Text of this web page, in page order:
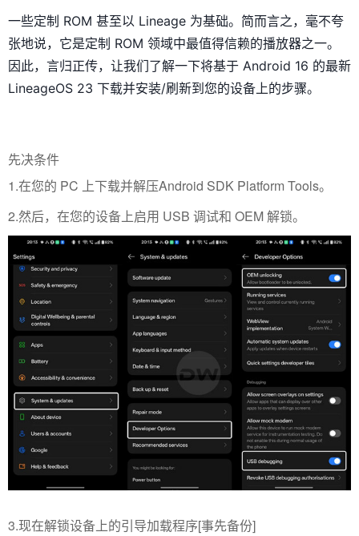
一些定制 ROM 甚至以 Lineage 为基础。简而言之，毫不夸
张地说，它是定制 ROM 领域中最值得信赖的播放器之一。
因此，言归正传，让我们了解一下将基于 Android 16 的最新
LineageOS 23 下载并安装/刷新到您的设备上的步骤。
先决条件
1.在您的 PC 上下载并解压Android SDK Platform Tools。
2.然后，在您的设备上启用 USB 调试和 OEM 解锁。
3.现在解锁设备上的引导加载程序[事先备份]